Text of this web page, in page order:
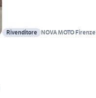
Rivenditore NOVA MOTO Firenze